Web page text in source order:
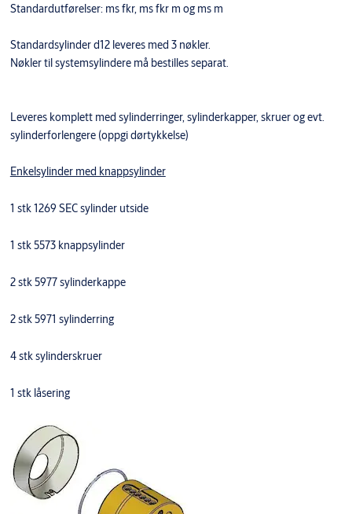
Standardutførelser: ms fkr, ms fkr m og ms m
Standardsylinder d12 leveres med 3 nøkler.
Nøkler til systemsylindere må bestilles separat.
Leveres komplett med sylinderringer, sylinderkapper, skruer og evt.
sylinderforlengere (oppgi dørtykkelse)
Enkelsylinder med knappsylinder
1 stk 1269 SEC sylinder utside
1 stk 5573 knappsylinder
2 stk 5977 sylinderkappe
2 stk 5971 sylinderring
4 stk sylinderskruer
1 stk låsering